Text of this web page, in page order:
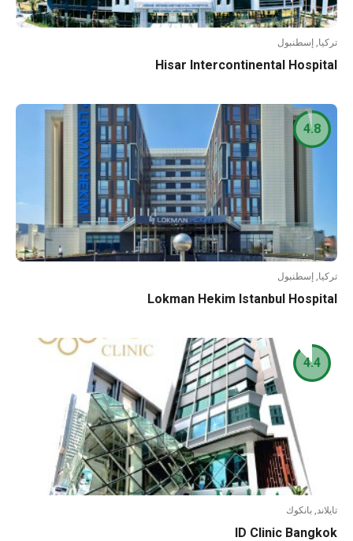
تركيا, إسطنبول
Hisar Intercontinental Hospital
تركيا, إسطنبول
Lokman Hekim Istanbul Hospital
4.8
تايلاند, بانكوك
ID Clinic Bangkok
4.4